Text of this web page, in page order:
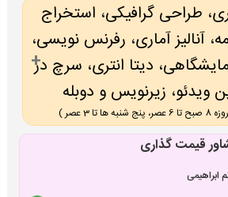
طراحی گرافیکی، استخراج
آنالیز آماری، رفرنس نویسی،
دیتا انتری، سرچ در
ویدئو، زیرنویس و دوبله
تا 3 عصر )
قیمت گذاری
ابراهیمی